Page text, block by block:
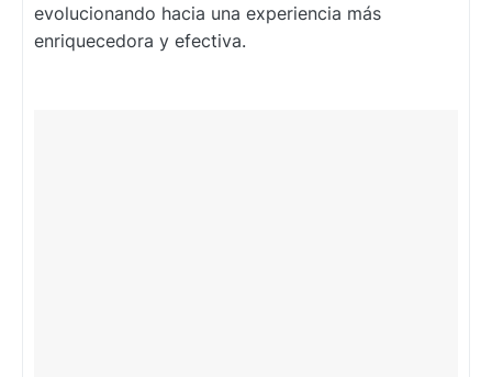
evolucionando hacia una experiencia más
enriquecedora y efectiva.